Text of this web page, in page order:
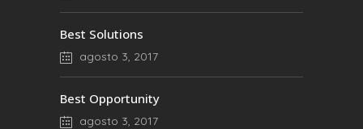
Best Solutions
agosto 3, 2017
Best Opportunity
agosto 3, 2017